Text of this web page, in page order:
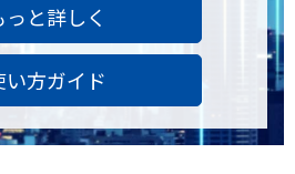
っと詳しく
い方ガイド